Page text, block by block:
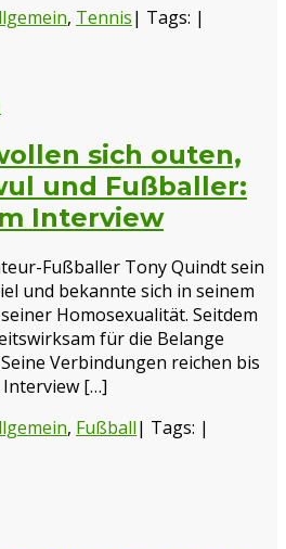
, Tennis| Tags: |
sich outen,
und Fußballer:
Interview
Fußballer Tony Quindt sein
und bekannte sich in seinem
Homosexualität. Seitdem
für die Belange
Verbindungen reichen bis
Interview […]
, Fußball| Tags: |